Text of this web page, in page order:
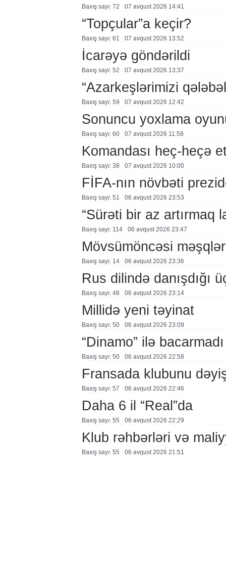
Baxış sayı: 72 07 avqust 2026 14:41
“Topçular”a keçir?
Baxış sayı: 61 07 avqust 2026 13:52
İcarəyə göndərildi
Baxış sayı: 52 07 avqust 2026 13:37
“Azarkeşlərimizi
Baxış sayı: 59 07 avqust 2026 12:42
Sonuncu yoxlama
Baxış sayı: 60 07 avqust 2026 11:58
Komandası heç-heçə
Baxış sayı: 38 07 avqust 2026 10:00
FİFA-nın növbəti
Baxış sayı: 51 06 avqust 2026 23:53
“Sürəti bir az artırmaq
Baxış sayı: 114 06 avqust 2026 23:47
Mövsümöncəsi
Baxış sayı: 14 06 avqust 2026 23:36
Rus dilində danışdığı
Baxış sayı: 48 06 avqust 2026 23:14
Millidə yeni təyinat
Baxış sayı: 50 06 avqust 2026 23:09
“Dinamo” ilə bacarmadı
Baxış sayı: 50 06 avqust 2026 22:58
Fransada klubunu
Baxış sayı: 57 06 avqust 2026 22:46
Daha 6 il “Real”da
Baxış sayı: 55 06 avqust 2026 22:29
Klub rəhbərləri və
Baxış sayı: 55 06 avqust 2026 21:51